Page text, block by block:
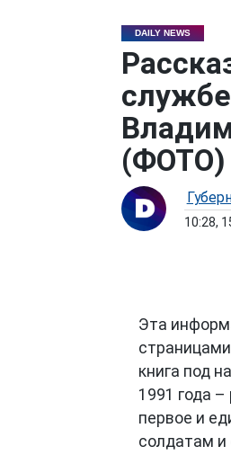
DAILY NEWS
(ФОТО)
10:28,
Эта
книга под
1991 года
первое и
солдатам